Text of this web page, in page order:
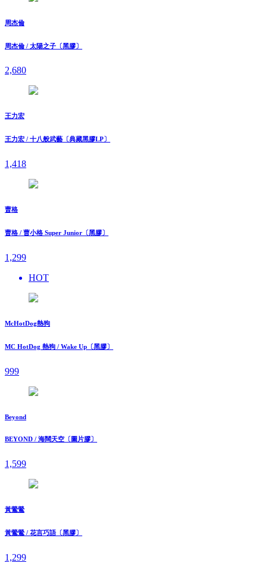
周杰倫
周杰倫 / 太陽之子〔黑膠〕
2,680
王力宏
王力宏 / 十八般武藝〔典藏黑膠LP〕
1,418
曹格
曹格 / 曹小格 Super Junior〔黑膠〕
1,299
HOT
McHotDog熱狗
MC HotDog 熱狗 / Wake Up〔黑膠〕
999
Beyond
BEYOND / 海闊天空〔圖片膠〕
1,599
黃鶯鶯
黃鶯鶯 / 花言巧語〔黑膠〕
1,299